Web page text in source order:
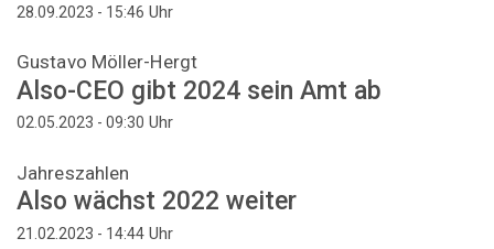
28.09.2023 - 15:46 Uhr
Gustavo Möller-Hergt
Also-CEO gibt 2024 sein Amt ab
02.05.2023 - 09:30 Uhr
Jahreszahlen
Also wächst 2022 weiter
21.02.2023 - 14:44 Uhr